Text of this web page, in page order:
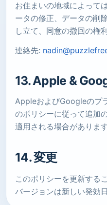
お住まいの地域によって
ータの修正、データの削
し立て、同意の撤回の権
連絡先:
13. Apple &
AppleおよびGoogleのプ
のポリシーに従って追加
適用される場合があります
14. 変更
このポリシーを更新する
バージョンは新しい発効